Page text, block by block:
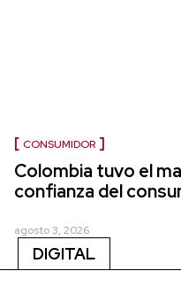
CONSUMIDOR
Colombia tuvo el
confianza del
agosto 3, 2026
DIGITAL